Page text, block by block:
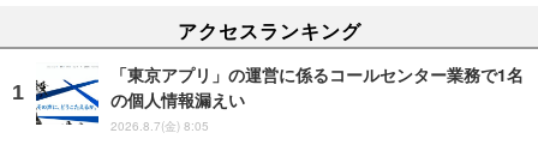
アクセスランキング
「東京アプリ」の運営に係るコールセンター業務で1名
の個人情報漏えい
2026.8.7(金) 8:05